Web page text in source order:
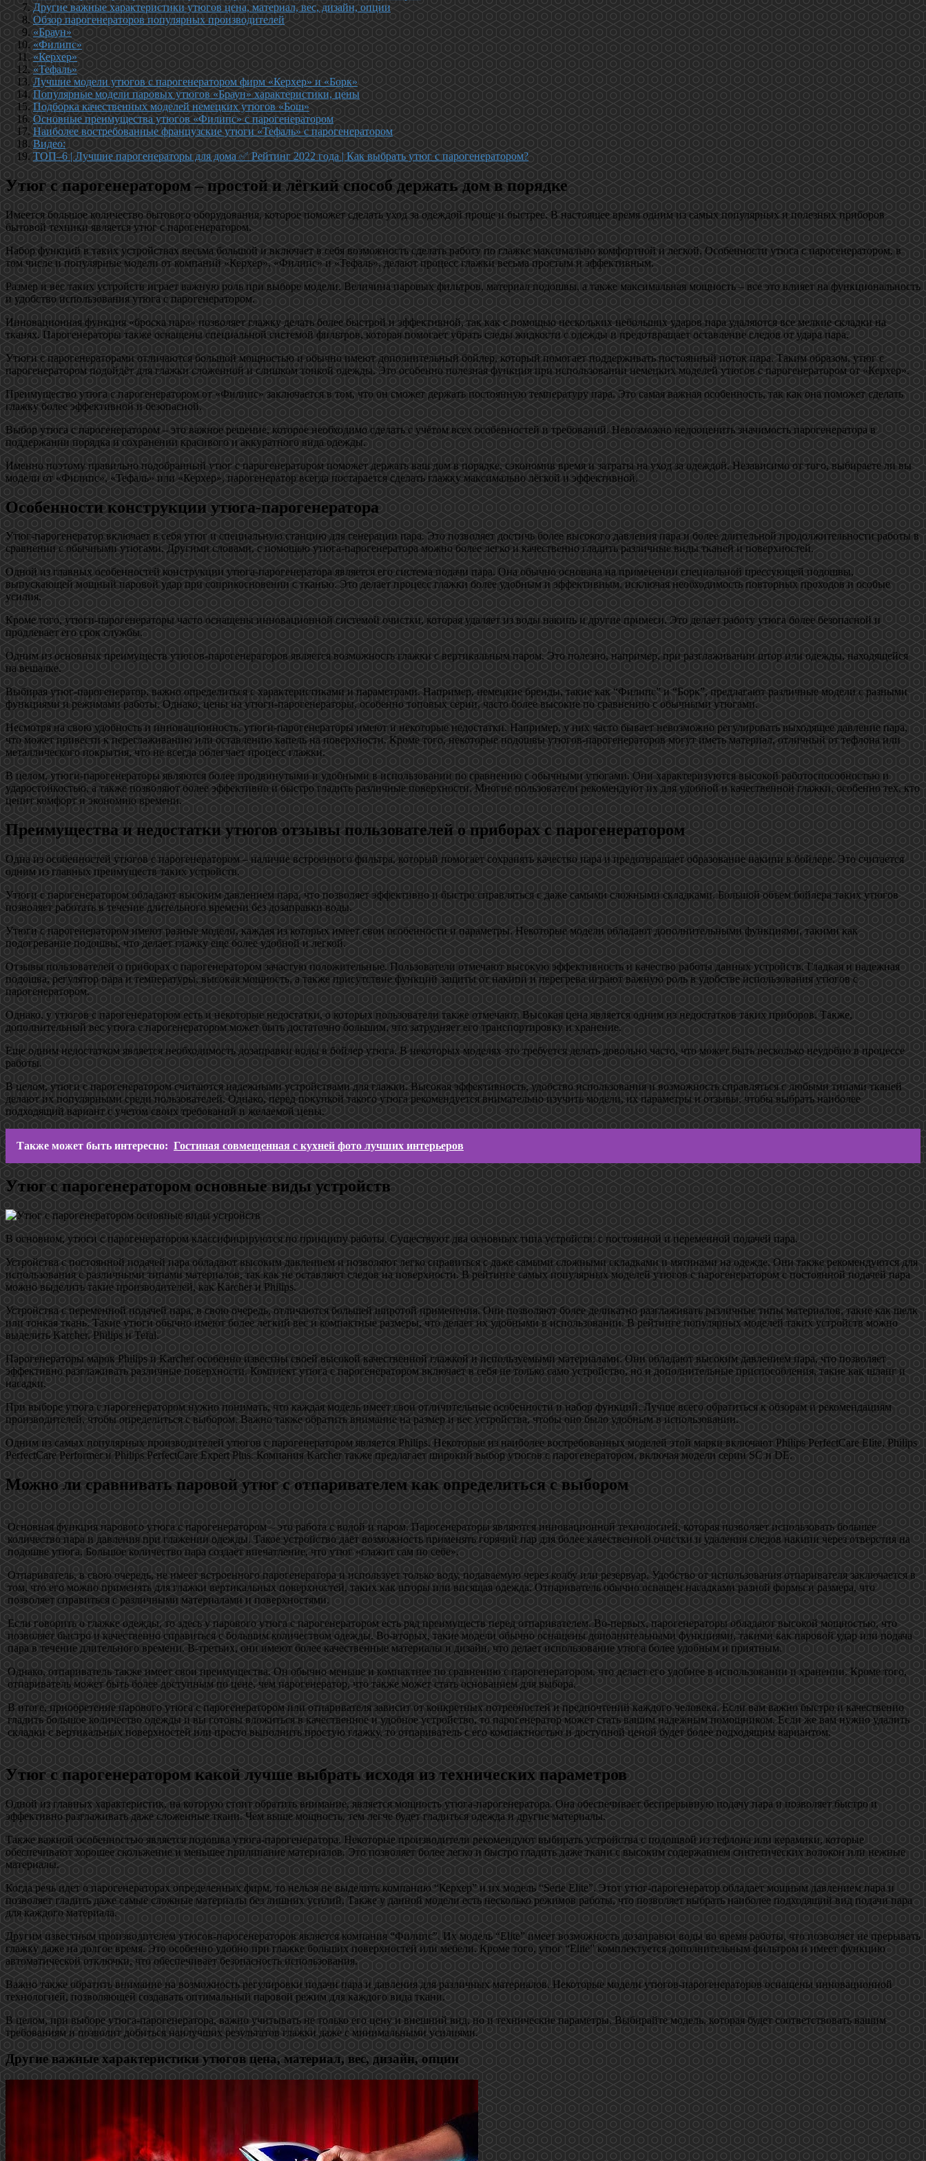
Другие важные характеристики утюгов цена, материал, вес, дизайн, опции
Обзор парогенераторов популярных производителей
«Браун»
«Филипс»
«Керхер»
«Тефаль»
Лучшие модели утюгов с парогенератором фирм «Керхер» и «Борк»
Популярные модели паровых утюгов «Браун» характеристики, цены
Подборка качественных моделей немецких утюгов «Бош»
Основные преимущества утюгов «Филипс» с парогенератором
Наиболее востребованные французские утюги «Тефаль» с парогенератором
Видео:
ТОП–6 | Лучшие парогенераторы для дома ✅ Рейтинг 2022 года | Как выбрать утюг с парогенератором?
Утюг с парогенератором – простой и лёгкий способ держать дом в порядке
Имеется большое количество бытового оборудования, которое поможет сделать уход за одеждой проще и быстрее. В настоящее время одним из самых популярных и полезных приборов
бытовой техники является утюг с парогенератором.
Набор функций в таких устройствах весьма большой и включает в себя возможность сделать работу по глажке максимально комфортной и легкой. Особенности утюга с парогенератором, в
том числе и популярные модели от компаний «Керхер», «Филипс» и «Тефаль», делают процесс глажки весьма простым и эффективным.
Размер и вес таких устройств играет важную роль при выборе модели. Величина паровых фильтров, материал подошвы, а также максимальная мощность – все это влияет на функциональность
и удобство использования утюга с парогенератором.
Инновационная функция «броска пара» позволяет глажку делать более быстрой и эффективной, так как с помощью нескольких небольших ударов пара удаляются все мелкие складки на
тканях. Парогенераторы также оснащены специальной системой фильтров, которая помогает убрать следы жидкости с одежды и предотвращает оставление следов от удара пара.
Утюги с парогенераторами отличаются большой мощностью и обычно имеют дополнительный бойлер, который помогает поддерживать постоянный поток пара. Таким образом, утюг с
парогенератором подойдёт для глажки сложенной и слишком тонкой одежды. Это особенно полезная функция при использовании немецких моделей утюгов с парогенератором от «Керхер».
Преимущество утюга с парогенератором от «Филипс» заключается в том, что он сможет держать постоянную температуру пара. Это самая важная особенность, так как она поможет сделать
глажку более эффективной и безопасной.
Выбор утюга с парогенератором – это важное решение, которое необходимо сделать с учётом всех особенностей и требований. Невозможно недооценить значимость парогенератора в
поддержании порядка и сохранении красивого и аккуратного вида одежды.
Именно поэтому правильно подобранный утюг с парогенератором поможет держать ваш дом в порядке, сэкономив время и затраты на уход за одеждой. Независимо от того, выбираете ли вы
модели от «Филипс», «Тефаль» или «Керхер», парогенератор всегда постарается сделать глажку максимально лёгкой и эффективной.
Особенности конструкции утюга-парогенератора
Утюг-парогенератор включает в себя утюг и специальную станцию для генерации пара. Это позволяет достичь более высокого давления пара и более длительной продолжительности работы в
сравнении с обычными утюгами. Другими словами, с помощью утюга-парогенератора можно более легко и качественно гладить различные виды тканей и поверхностей.
Одной из главных особенностей конструкции утюга-парогенератора является его система подачи пара. Она обычно основана на применении специальной прессующей подошвы,
выпускающей мощный паровой удар при соприкосновении с тканью. Это делает процесс глажки более удобным и эффективным, исключая необходимость повторных проходов и особые
усилия.
Кроме того, утюги-парогенераторы часто оснащены инновационной системой очистки, которая удаляет из воды накипь и другие примеси. Это делает работу утюга более безопасной и
продлевает его срок службы.
Одним из основных преимуществ утюгов-парогенераторов является возможность глажки с вертикальным паром. Это полезно, например, при разглаживании штор или одежды, находящейся
на вешалке.
Выбирая утюг-парогенератор, важно определиться с характеристиками и параметрами. Например, немецкие бренды, такие как “Филипс” и “Борк”, предлагают различные модели с разными
функциями и режимами работы. Однако, цены на утюги-парогенераторы, особенно топовых серии, часто более высокие по сравнению с обычными утюгами.
Несмотря на свою удобность и инновационность, утюги-парогенераторы имеют и некоторые недостатки. Например, у них часто бывает невозможно регулировать выходящее давление пара,
что может привести к переглаживанию или оставлению капель на поверхности. Кроме того, некоторые подошвы утюгов-парогенераторов могут иметь материал, отличный от тефлона или
металлического покрытия, что не всегда облегчает процесс глажки.
В целом, утюги-парогенераторы являются более продвинутыми и удобными в использовании по сравнению с обычными утюгами. Они характеризуются высокой работоспособностью и
ударостойкостью, а также позволяют более эффективно и быстро гладить различные поверхности. Многие пользователи рекомендуют их для удобной и качественной глажки, особенно тех, кто
ценит комфорт и экономию времени.
Преимущества и недостатки утюгов отзывы пользователей о приборах с парогенератором
Одна из особенностей утюгов с парогенератором – наличие встроенного фильтра, который помогает сохранять качество пара и предотвращает образование накипи в бойлере. Это считается
одним из главных преимуществ таких устройств.
Утюги с парогенератором обладают высоким давлением пара, что позволяет эффективно и быстро справляться с даже самыми сложными складками. Большой объем бойлера таких утюгов
позволяет работать в течение длительного времени без дозаправки воды.
Утюги с парогенератором имеют разные модели, каждая из которых имеет свои особенности и параметры. Некоторые модели обладают дополнительными функциями, такими как
подогревание подошвы, что делает глажку еще более удобной и легкой.
Отзывы пользователей о приборах с парогенератором зачастую положительные. Пользователи отмечают высокую эффективность и качество работы данных устройств. Гладкая и надежная
подошва, регулятор пара и температуры, высокая мощность, а также присутствие функций защиты от накипи и перегрева играют важную роль в удобстве использования утюгов с
парогенератором.
Однако, у утюгов с парогенератором есть и некоторые недостатки, о которых пользователи также отмечают. Высокая цена является одним из недостатков таких приборов. Также,
дополнительный вес утюга с парогенератором может быть достаточно большим, что затрудняет его транспортировку и хранение.
Еще одним недостатком является необходимость дозаправки воды в бойлер утюга. В некоторых моделях это требуется делать довольно часто, что может быть несколько неудобно в процессе
работы.
В целом, утюги с парогенератором считаются надежными устройствами для глажки. Высокая эффективность, удобство использования и возможность справляться с любыми типами тканей
делают их популярными среди пользователей. Однако, перед покупкой такого утюга рекомендуется внимательно изучить модели, их параметры и отзывы, чтобы выбрать наиболее
подходящий вариант с учетом своих требований и желаемой цены.
Также может быть интересно: Гостиная совмещенная с кухней фото лучших интерьеров
Утюг с парогенератором основные виды устройств
В основном, утюги с парогенератором классифицируются по принципу работы. Существуют два основных типа устройств: с постоянной и переменной подачей пара.
Устройства с постоянной подачей пара обладают высоким давлением и позволяют легко справиться с даже самыми сложными складками и мятинами на одежде. Они также рекомендуются для
использования с различными типами материалов, так как не оставляют следов на поверхности. В рейтинге самых популярных моделей утюгов с парогенератором с постоянной подачей пара
можно выделить такие производителей, как Karcher и Philips.
Устройства с переменной подачей пара, в свою очередь, отличаются большей широтой применения. Они позволяют более деликатно разглаживать различные типы материалов, такие как шелк
или тонкая ткань. Такие утюги обычно имеют более легкий вес и компактные размеры, что делает их удобными в использовании. В рейтинге популярных моделей таких устройств можно
выделить Karcher, Philips и Tefal.
Парогенераторы марок Philips и Karcher особенно известны своей высокой качественной глажкой и используемыми материалами. Они обладают высоким давлением пара, что позволяет
эффективно разглаживать различные поверхности. Комплект утюга с парогенератором включает в себя не только само устройство, но и дополнительные приспособления, такие как шланг и
насадки.
При выборе утюга с парогенератором нужно понимать, что каждая модель имеет свои отличительные особенности и набор функций. Лучше всего обратиться к обзорам и рекомендациям
производителей, чтобы определиться с выбором. Важно также обратить внимание на размер и вес устройства, чтобы оно было удобным в использовании.
Одним из самых популярных производителей утюгов с парогенератором является Philips. Некоторые из наиболее востребованных моделей этой марки включают Philips PerfectCare Elite, Philips
PerfectCare Performer и Philips PerfectCare Expert Plus. Компания Karcher также предлагает широкий выбор утюгов с парогенератором, включая модели серии SC и DE.
Можно ли сравнивать паровой утюг с отпаривателем как определиться с выбором
Основная функция парового утюга с парогенератором – это работа с водой и паром. Парогенераторы являются инновационной технологией, которая позволяет использовать большее
количество пара и давления при глажении одежды. Такое устройство даёт возможность применять горячий пар для более качественной очистки и удаления следов накипи через отверстия на
подошве утюга. Большое количество пара создаёт впечатление, что утюг «глажит сам по себе».
Отпариватель, в свою очередь, не имеет встроенного парогенератора и использует только воду, подаваемую через колбу или резервуар. Удобство от использования отпаривателя заключается в
том, что его можно применять для глажки вертикальных поверхностей, таких как шторы или висящая одежда. Отпариватель обычно оснащен насадками разной формы и размера, что
позволяет справиться с различными материалами и поверхностями.
Если говорить о глажке одежды, то здесь у парового утюга с парогенератором есть ряд преимуществ перед отпаривателем. Во-первых, парогенераторы обладают высокой мощностью, что
позволяет быстро и качественно справиться с большим количеством одежды. Во-вторых, такие модели обычно оснащены дополнительными функциями, такими как паровой удар или подача
пара в течение длительного времени. В-третьих, они имеют более качественные материалы и дизайн, что делает использование утюга более удобным и приятным.
Однако, отпариватель также имеет свои преимущества. Он обычно меньше и компактнее по сравнению с парогенератором, что делает его удобнее в использовании и хранении. Кроме того,
отпариватель может быть более доступным по цене, чем парогенератор, что также может стать основанием для выбора.
В итоге, приобретение парового утюга с парогенератором или отпаривателя зависит от конкретных потребностей и предпочтений каждого человека. Если вам важно быстро и качественно
гладить большое количество одежды и вы готовы вложиться в качественное и удобное устройство, то парогенератор может стать вашим надежным помощником. Если же вам нужно удалить
складки с вертикальных поверхностей или просто выполнить простую глажку, то отпариватель с его компактностью и доступной ценой будет более подходящим вариантом.
Утюг с парогенератором какой лучше выбрать исходя из технических параметров
Одной из главных характеристик, на которую стоит обратить внимание, является мощность утюга-парогенератора. Она обеспечивает беспрерывную подачу пара и позволяет быстро и
эффективно разглаживать даже сложенные ткани. Чем выше мощность, тем легче будет гладиться одежда и другие материалы.
Также важной особенностью является подошва утюга-парогенератора. Некоторые производители рекомендуют выбирать устройства с подошвой из тефлона или керамики, которые
обеспечивают хорошее скольжение и меньшее прилипание материалов. Это позволяет более легко и быстро гладить даже ткани с высоким содержанием синтетических волокон или нежные
материалы.
Когда речь идет о парогенераторах определенных фирм, то нельзя не выделить компанию “Керхер” и их модель “Serie Elite”. Этот утюг-парогенератор обладает мощным давлением пара и
позволяет гладить даже самые сложные материалы без лишних усилий. Также у данной модели есть несколько режимов работы, что позволяет выбрать наиболее подходящий вид подачи пара
для каждого материала.
Другим известным производителем утюгов-парогенераторов является компания “Филипс”. Их модель “Elite” имеет возможность дозаправки воды во время работы, что позволяет не прерывать
глажку даже на долгое время. Это особенно удобно при глажке больших поверхностей или мебели. Кроме того, утюг “Elite” комплектуется дополнительным фильтром и имеет функцию
автоматической отключки, что обеспечивает безопасность использования.
Важно также обратить внимание на возможность регулировки подачи пара и давления для различных материалов. Некоторые модели утюгов-парогенераторов оснащены инновационной
технологией, позволяющей создавать оптимальный паровой режим для каждого вида ткани.
В целом, при выборе утюга-парогенератора, важно учитывать не только его цену и внешний вид, но и технические параметры. Выбирайте модель, которая будет соответствовать вашим
требованиям и позволит добиться наилучших результатов глажки даже с минимальными усилиями.
Другие важные характеристики утюгов цена, материал, вес, дизайн, опции